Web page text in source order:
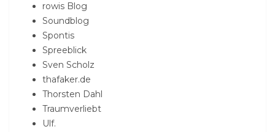
rowis Blog
Soundblog
Spontis
Spreeblick
Sven Scholz
thafaker.de
Thorsten Dahl
Traumverliebt
Ulf.